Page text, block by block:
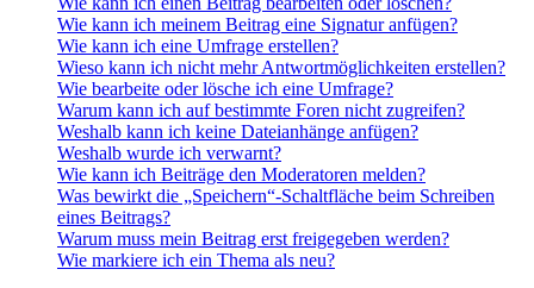
Wie kann ich meinem Beitrag eine Signatur anfügen?
Wie kann ich eine Umfrage erstellen?
Wieso kann ich nicht mehr Antwortmöglichkeiten erstellen?
Wie bearbeite oder lösche ich eine Umfrage?
Warum kann ich auf bestimmte Foren nicht zugreifen?
Weshalb kann ich keine Dateianhänge anfügen?
Weshalb wurde ich verwarnt?
Wie kann ich Beiträge den Moderatoren melden?
Was bewirkt die „Speichern“-Schaltfläche beim Schreiben
eines Beitrags?
Warum muss mein Beitrag erst freigegeben werden?
Wie markiere ich ein Thema als neu?